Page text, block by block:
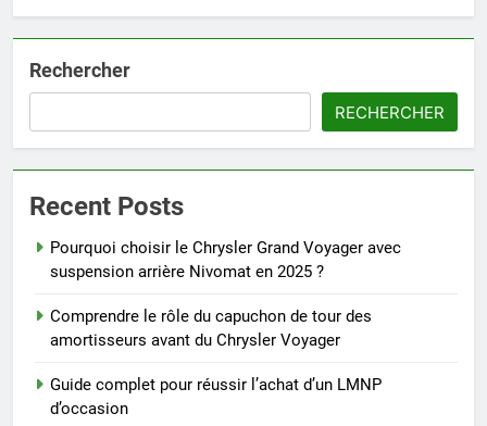
Rechercher
RECHERCHER
Recent Posts
Pourquoi choisir le Chrysler Grand Voyager avec
suspension arrière Nivomat en 2025 ?
Comprendre le rôle du capuchon de tour des
amortisseurs avant du Chrysler Voyager
Guide complet pour réussir l’achat d’un LMNP
d’occasion